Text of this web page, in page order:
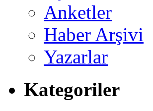
Anketler
Haber Arşivi
Yazarlar
Kategoriler